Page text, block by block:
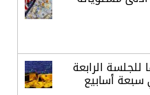
الرابعة
أسابيع